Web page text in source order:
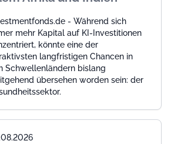
- Während sich
mehr Kapital auf KI-Investitionen
könnte eine der
langfristigen Chancen in
Schwellenländern bislang
übersehen worden sein: der